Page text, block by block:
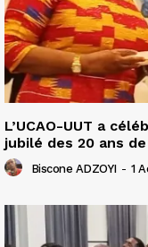
L’UCAO-UUT a
jubilé des 20 ans
Biscone ADZOYI - 1